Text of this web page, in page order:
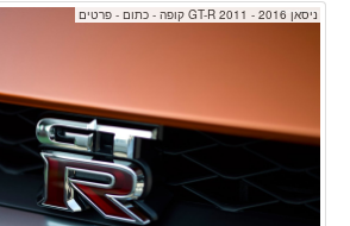
ניסאן GT-R 2011 - 2016 קופה - כתום - פרטים